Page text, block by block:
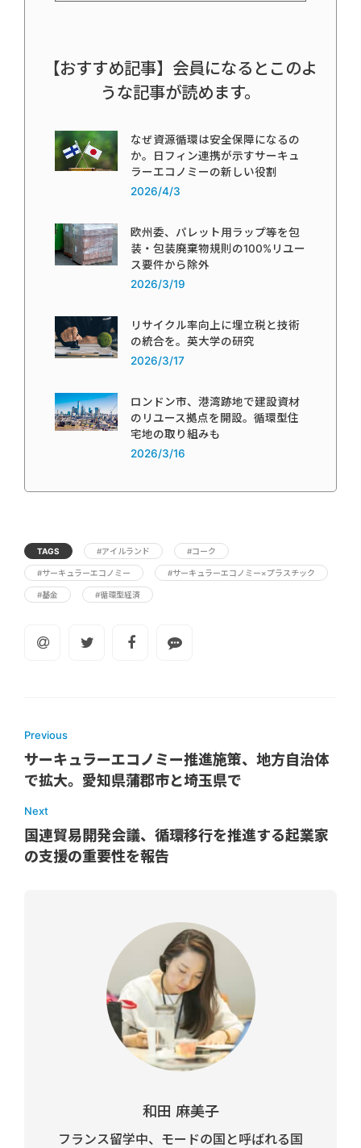
【おすすめ記事】会員になるとこのよ
うな記事が読めます。
なぜ資源循環は安全保障になるの
か。日フィン連携が示すサーキュ
ラーエコノミーの新しい役割
2026/4/3
欧州委、パレット用ラップ等を包
装・包装廃棄物規則の100%リユー
ス要件から除外
2026/3/19
リサイクル率向上に埋立税と技術
の統合を。英大学の研究
2026/3/17
ロンドン市、港湾跡地で建設資材
のリユース拠点を開設。循環型住
宅地の取り組みも
2026/3/16
TAGS #アイルランド #コーク
#サーキュラーエコノミー #サーキュラーエコノミー×プラスチック
#基金 #循環型経済
Previous
サーキュラーエコノミー推進施策、地方自治体
で拡大。愛知県蒲郡市と埼玉県で
Next
国連貿易開発会議、循環移行を推進する起業家
の支援の重要性を報告
和田 麻美子
フランス留学中、モードの国と呼ばれる国